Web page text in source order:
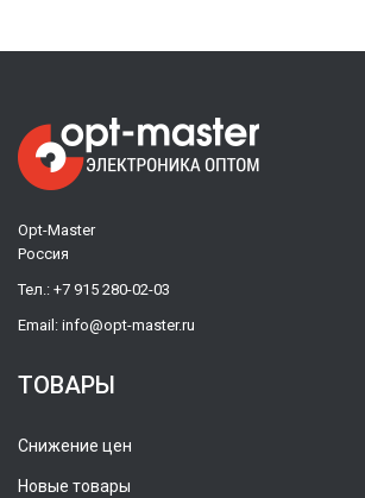
Opt-Master
Россия
Тел.: +7 915 280-02-03
Email: info@opt-master.ru
ТОВАРЫ
Снижение цен
Новые товары